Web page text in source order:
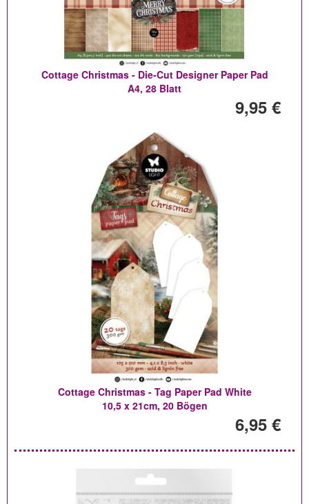
Cottage Christmas - Die-Cut Designer Paper Pad
A4, 28 Blatt
9,95 €
Cottage Christmas - Tag Paper Pad White
10,5 x 21cm, 20 Bögen
6,95 €